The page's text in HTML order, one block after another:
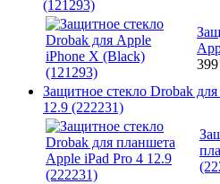
(121293)
Защитное стекло Drobak
12.9 (222231)